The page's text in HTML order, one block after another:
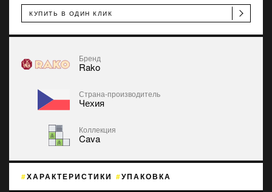
КУПИТЬ В ОДИН КЛИК
Бренд
Rako
Страна-производитель
Чехия
Коллекция
Cava
ХАРАКТЕРИСТИКИ УПАКОВКА